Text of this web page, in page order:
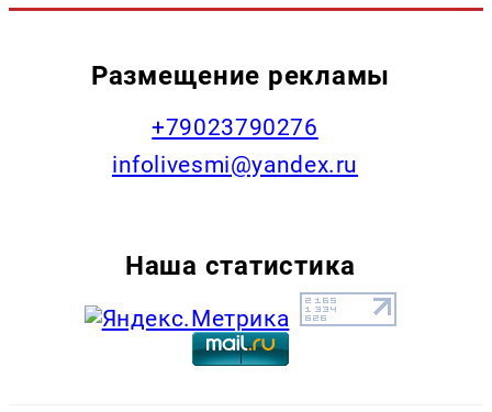
Размещение рекламы
+79023790276
infolivesmi@yandex.ru
Наша статистика